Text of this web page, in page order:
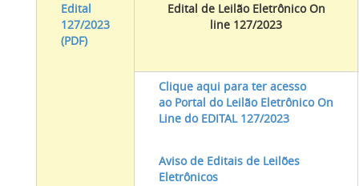
Edital
127/2023
(PDF)
Edital de Leilão Eletrônico On
line 127/2023
Clique aqui para ter acesso
ao Portal do Leilão Eletrônico On
Line do EDITAL 127/2023
Aviso de Editais de Leilões
Eletrônicos